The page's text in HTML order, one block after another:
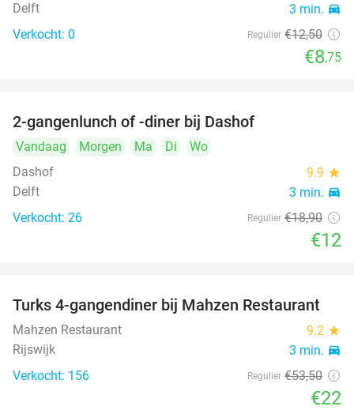
Delft 3 min. directions_car
Verkocht: 0 Regulier €12,50
€8,75
2-gangenlunch of -diner bij Dashof
Vandaag Morgen Ma Di
Wo
Dashof
9.9 star
Delft 3 min. directions_car
Verkocht: 26 Regulier €18,90
€12
59%
Turks 4-gangendiner bij Mahzen Restaurant
Mahzen Restaurant 9.2 star
Rijswijk 3 min. directions_car
Verkocht: 156 Regulier €53,50
€22